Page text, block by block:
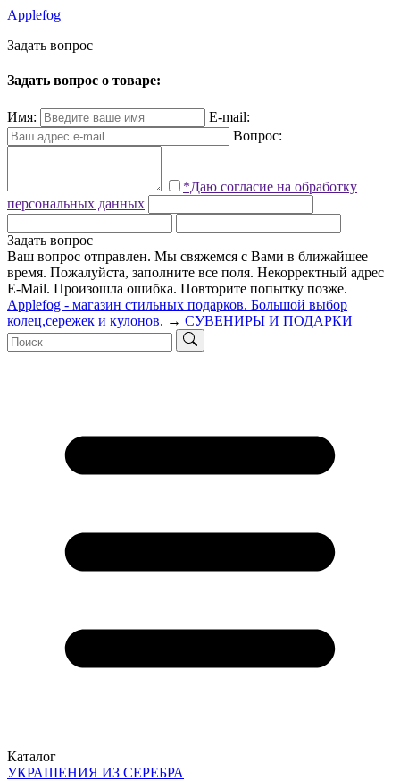
Applefog
Задать вопрос
Задать вопрос о товаре:
Имя:
E-mail:
Вопрос:
*Даю согласие на обработку
персональных данных
Задать вопрос
Ваш вопрос отправлен. Мы свяжемся с Вами в ближайшее
время. Пожалуйста, заполните все поля. Некорректный адрес
E-Mail. Произошла ошибка. Повторите попытку позже.
Applefog - магазин стильных подарков. Большой выбор
колец,сережек и кулонов. → СУВЕНИРЫ И ПОДАРКИ
Каталог
УКРАШЕНИЯ ИЗ СЕРЕБРА